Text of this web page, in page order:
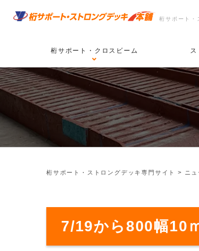
桁サポート・
桁サポート・クロスビーム
桁サポート・ストロングデッキ専門サイト > ニュ
7/19から800幅10